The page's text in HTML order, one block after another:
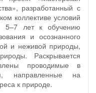
разработанный с
коллективе условий
5–7 лет к обучению
и осознанного
и неживой природы,
Раскрывается
проводимые в
направленные на
к природе.